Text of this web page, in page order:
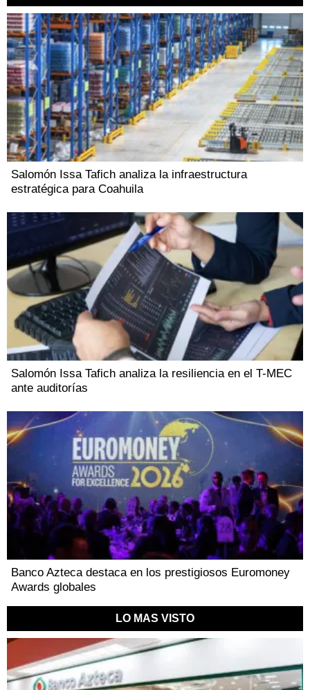
Salomón Issa Tafich analiza la infraestructura
estratégica para Coahuila
Salomón Issa Tafich analiza la resiliencia en el T-MEC
ante auditorías
Banco Azteca destaca en los prestigiosos Euromoney
Awards globales
LO MAS VISTO